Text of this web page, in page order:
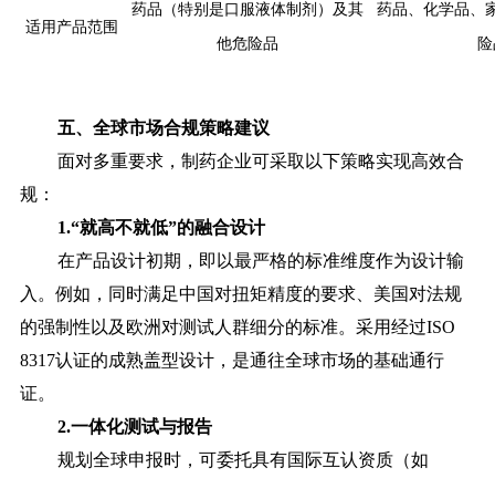
适用产品范围
药品（特别是口服液体制剂）及其
他危险品
药品、化学品、
五、全球市场合规策略建议
面对多重要求，制药企业可采取以下策略实现高效合
规：
1.“就高不就低”的融合设计
在产品设计初期，即以最严格的标准维度作为设计输
入。例如，同时满足中国对扭矩精度的要求、美国对法规
的强制性以及欧洲对测试人群细分的标准。采用经过ISO
8317认证的成熟盖型设计，是通往全球市场的基础通行
证。
2.一体化测试与报告
规划全球申报时，可委托具有国际互认资质（如